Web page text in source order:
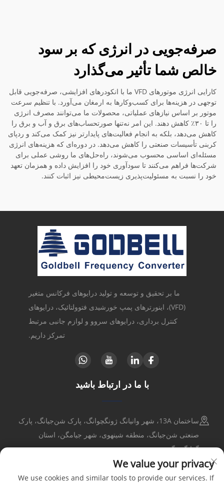
صرفه‌جویی در انرژی که بر سود
خالص شما تأثیر می‌گذارد
کارایی انرژی موتورهای VFD ما با انکودرهای افزایشی، صرفه‌جویی قابل
توجهی در هزینه‌ها برای کسب‌وکارها به ارمغان می‌آورد. با تنظیم سرعت
موتور بر اساس نیازهای عملیاتی، محصولات ما می‌توانند مصرف انرژی
را تا ۳۰٪ کاهش دهند. این امر نه‌تنها صورتحساب‌های برق و آب و برق را
کاهش می‌دهد، بلکه به انجام فعالیت‌های پایدارتر نیز کمک می‌کند و ردپای
کربنی تأسیسات صنعتی را کاهش می‌دهد. در دوره‌ای که هزینه‌های انرژی
مسئله‌ای اساسی محسوب می‌شوند، راه‌حل‌های ما روشی عملی برای
شرکت‌ها فراهم می‌کنند تا سودآوری خود را افزایش داده و همزمان تعهد
خود را نسبت به مسئولیت‌پذیری زیست‌محیطی نیز اثبات کنند.
ما بر تحقیق و توسعه و تولید درایوهای فرکانس متغیر
(VFD)، اینورترهای پمپ خورشیدی فتوولتائیک، درایوهای
کنترل برداری، درایوهای سروو و لوازم جانبی مرتبط
تمرکز داریم.
با ما در ارتباط باشید
ساختمان 13A، شهر وانیانگ ژونگچوانگ، پارک شن‌جیانگ، پارک
صنعتی شن‌جیانگ، منطقه شینهوی، شهر جیامگن، استان
گوانگدونگ
+86-17316086390
We value your privacy
We use cookies and similar tools to provide our services. If